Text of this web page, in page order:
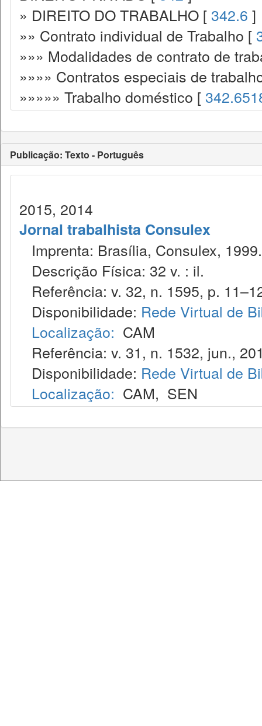
» DIREITO DO TRABALHO [ 342.6 ]
»» Contrato individual de Trabalho [
»»» Modalidades de contrato de
»»»» Contratos especiais de
»»»»» Trabalho doméstico [
Publicação: Texto - Português
2015, 2014
Jornal trabalhista Consulex
Imprenta: Brasília, Consulex, 1999.
Descrição Física: 32 v. : il.
Referência: v. 32, n. 1595, p.
Disponibilidade: Rede Virtual de
Localização: CAM
Referência: v. 31, n. 1532, jun.,
Disponibilidade: Rede Virtual de
Localização: CAM, SEN